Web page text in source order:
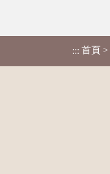
::: 首頁 >